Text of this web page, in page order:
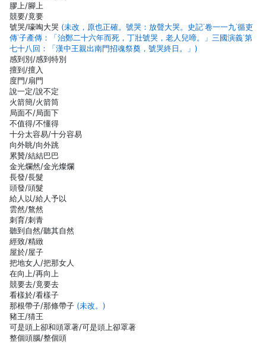
膠上/腳上
競要/竟要
號哭/嚎啕大哭 (未改，原也正確。號哭：放聲大哭。史記˙卷一一九˙循吏
傳˙子產傳：「治鄭二十六年而死，丁壯號哭，老人兒啼。」三國演義˙第
七十八回：「漢中王親出南門招魂祭奠，號哭終日。」)
感到別/感到特別
擅到/擅入
度門/扇門
說一定/說不定
火箭簡/火箭筒
局面不/局面下
不值得/不懂得
十分太容易/十分容易
向外眺/向外跳
累贊/結結巴巴
金光爛然/金光燦爛
長發/長髮
頭發/頭髮
給人以/給人予以
雲然/鶩然
刺育/刺青
聽到自然/聽其自然
經致/精緻
屋於/屋子
把地女人/把那女人
在向上/再向上
競要去/竟要去
看樣於/看樣子
那根帶子/那條帶子 (未改。)
豬王/猜王
可是頭上卻和頭罩著/可是頭上卻罩著
整個頭腦/整個頭